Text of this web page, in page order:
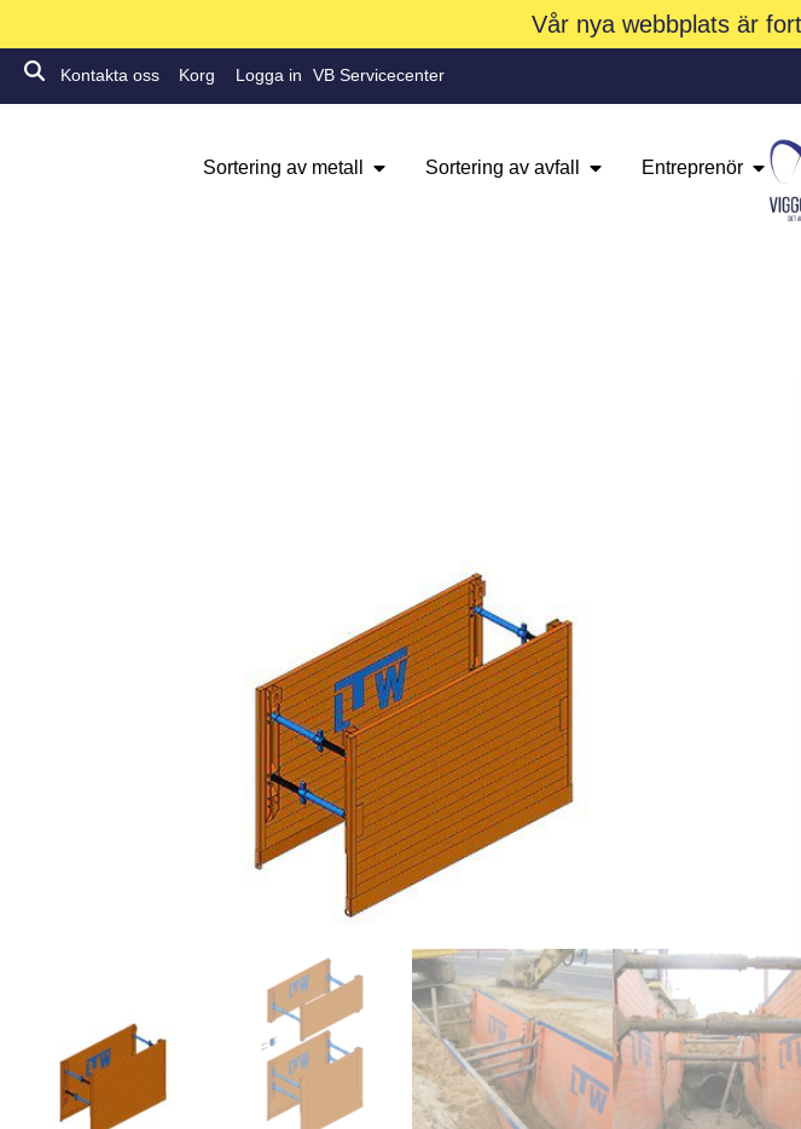
Vår nya webbplats är
Kontakta oss Korg Logga in VB Servicecenter
Sortering av metall Sortering av avfall Entreprenör